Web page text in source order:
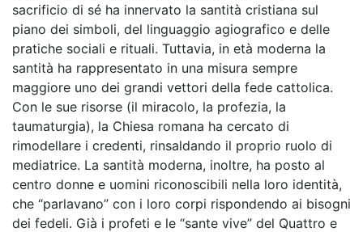
sacrificio di sé ha innervato la santità cristiana sul
piano dei simboli, del linguaggio agiografico e delle
pratiche sociali e rituali. Tuttavia, in età moderna la
santità ha rappresentato in una misura sempre
maggiore uno dei grandi vettori della fede cattolica.
Con le sue risorse (il miracolo, la profezia, la
taumaturgia), la Chiesa romana ha cercato di
rimodellare i credenti, rinsaldando il proprio ruolo di
mediatrice. La santità moderna, inoltre, ha posto al
centro donne e uomini riconoscibili nella loro identità,
che “parlavano” con i loro corpi rispondendo ai bisogni
dei fedeli. Già i profeti e le “sante vive” del Quattro e